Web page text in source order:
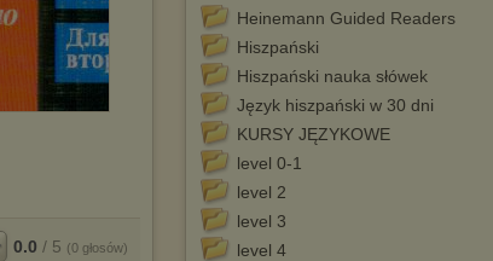
0.0 / 5 (0 głosów)
Heinemann Guided Readers
Hiszpański
Hiszpański nauka słówek
Język hiszpański w 30 dni
KURSY JĘZYKOWE
level 0-1
level 2
level 3
level 4